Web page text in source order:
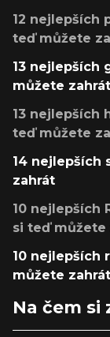
12 nejlepších
teď můžete
13 nejlepších
můžete zahrát
13 nejlepších
teď můžete
14 nejlepších
zahrát
10 nejlepších
si teď můžete
10 nejlepších
můžete zahrát
Na čem si